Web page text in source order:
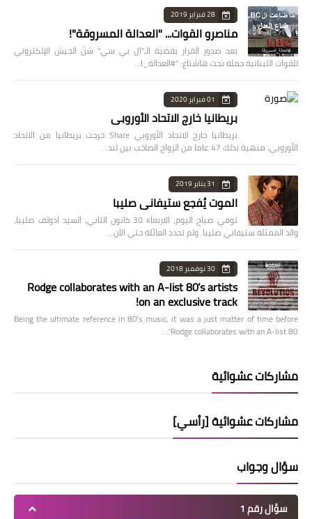
28 فبراير 2019
مناصرو القوات... "العدالة المسروقة"!
بعد صدور القرار بقضية الـ"ال بي سي" شنّ الجيش الإلكتروني
للقوات اللبنانية حملة تحت هاشتاغ: "#العدالة_ا…
01 فبراير 2020
بريطانيا خارج الاتحاد الأوروبي
بريطانيا خارج الاتحاد الأوروبي Share خرجت بريطانيا من الاتحاد
الأوروبي، منهية بذلك 47 عاما من الزواج الصاخب بين لند…
31 يناير 2019
الموت يُفجع ستيفاني صليبا
توفي صباح اليوم، الاربعاء 30 كانون الثاني، السيد ادولف صليبا،
والد الممثلة ستيفاني صليبا. ولم تحدد العائلة حتى الآن…
30 نوفمبر 2018
Rodge collaborates with an A-list 80’s artists
on an exclusive track!
Being the ultimate reference in 80’s music, it was a just matter of time before
Rodge collaborates with an A-list 80’…
مشاركات عشوائية
مشاركات عشوائية [رأسي]
سؤال وجواب
سؤال رقم 1